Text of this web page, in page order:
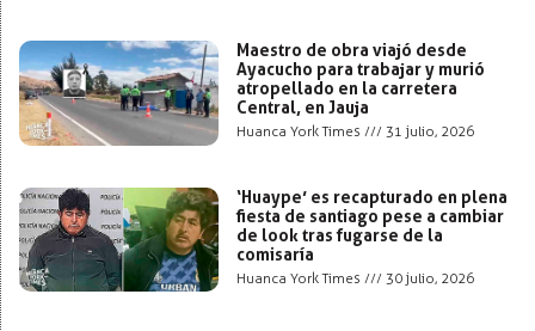
Maestro de obra viajó desde
Ayacucho para trabajar y murió
atropellado en la carretera
Central, en Jauja
Huanca York Times 31 julio, 2026
‘Huaype’ es recapturado en plena
fiesta de santiago pese a cambiar
de look tras fugarse de la
comisaría
Huanca York Times 30 julio, 2026